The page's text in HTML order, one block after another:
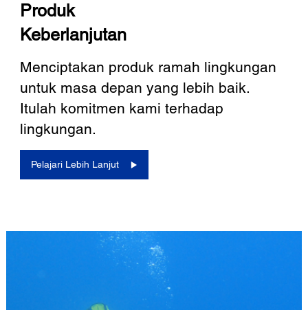
Produk
Keberlanjutan
Menciptakan produk ramah lingkungan
untuk masa depan yang lebih baik.
Itulah komitmen kami terhadap
lingkungan.
Pelajari Lebih Lanjut